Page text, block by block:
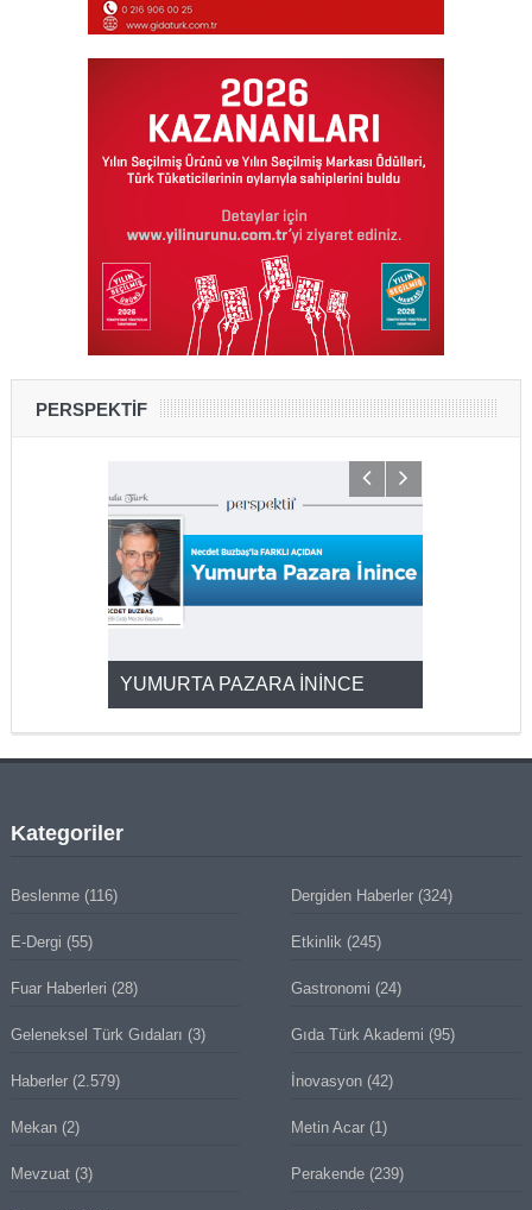
PERSPEKTİF
YUMURTA PAZARA İNİNCE
Kategoriler
Beslenme(116) Dergiden Haberler (324)
E-Dergi (55) Etkinlik (245)
Fuar Haberleri (28) Gastronomi (24)
Geleneksel Türk Gıdaları (3) Gıda Türk Akademi (95)
Haberler(2.579) İnovasyon (42)
Mekan(2) Metin Acar (1)
Mevzuat(3) Perakende (239)